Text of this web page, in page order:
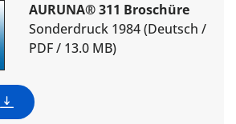
AURUNA® 311 Broschüre
Sonderdruck 1984 (Deutsch /
PDF / 13.0 MB)